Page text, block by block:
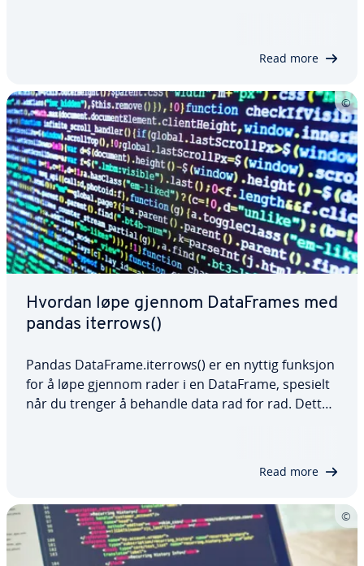
Read more
Hvordan løpe gjennom DataFrames med
pandas iterrows()
Pandas DataFrame.iterrows() er en nyttig funksjon
for å løpe gjennom rader i en DataFrame, spesielt
når du trenger å behandle data rad for rad. Dette
Read more